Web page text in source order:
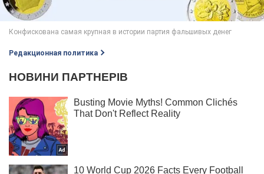
Редакционная политика